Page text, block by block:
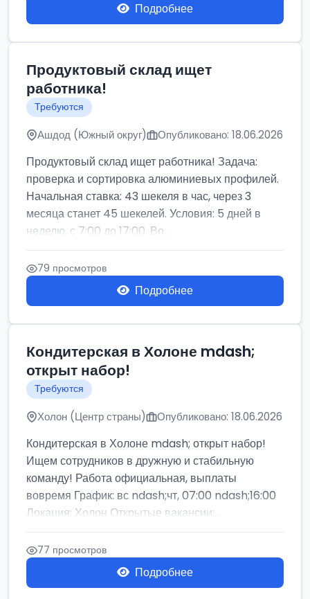
Подробнее
Продуктовый склад ищет
работника!
Требуются
Ашдод (Южный округ) Опубликовано: 18.06.2026
Продуктовый склад ищет работника! Задача:
проверка и сортировка алюминиевых профилей.
Начальная ставка: 43 шекеля в час, через 3
месяца станет 45 шекелей. Условия: 5 дней в
неделю, с 7:00 до 17:00. Во...
79 просмотров
Подробнее
Кондитерская в Холоне mdash;
открыт набор!
Требуются
Холон (Центр страны) Опубликовано: 18.06.2026
Кондитерская в Холоне mdash; открыт набор!
Ищем сотрудников в дружную и стабильную
команду! Работа официальная, выплаты
вовремя График: вс ndash;чт, 07:00 ndash;16:00
Локация: Холон Открытые вакансии:...
77 просмотров
Подробнее